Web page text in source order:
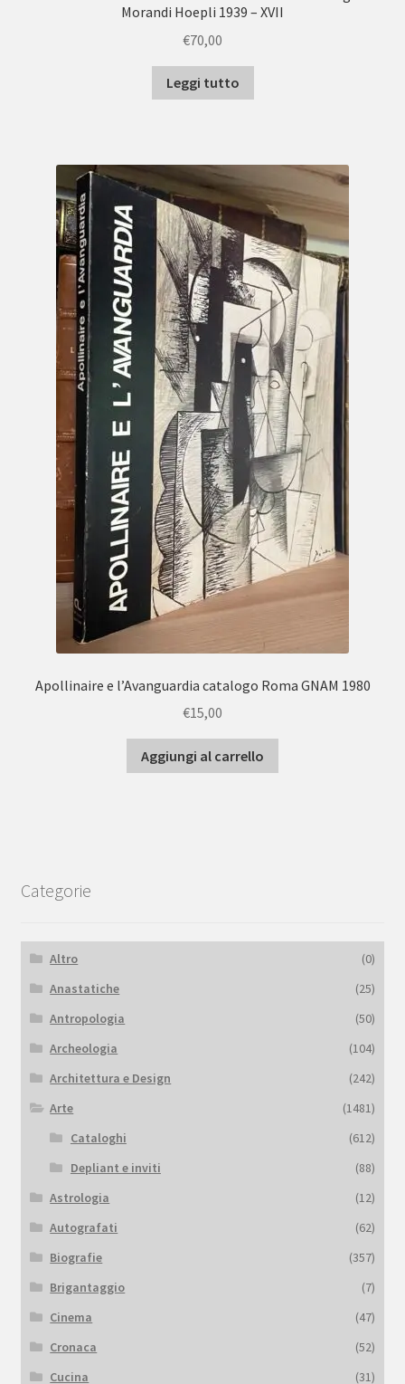
Morandi Hoepli 1939 – XVII
€70,00
Leggi tutto
Apollinaire e l’Avanguardia catalogo Roma GNAM 1980
€15,00
Aggiungi al carrello
Categorie
Altro
(0)
Anastatiche
(25)
Antropologia
(50)
Archeologia
(104)
Architettura e Design
(242)
Arte
(1481)
Cataloghi
(612)
Depliant e inviti
(88)
Astrologia
(12)
Autografati
(62)
Biografie
(357)
Brigantaggio
(7)
Cinema
(47)
Cronaca
(52)
Cucina
(31)